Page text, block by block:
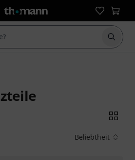
Suche
Beliebtheit